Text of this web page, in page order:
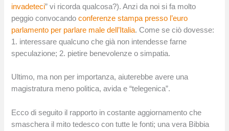
invadeteci” vi ricorda qualcosa?). Anzi da noi si fa molto
peggio convocandoconferenze stampa presso l’euro
parlamento per parlare male dell’Italia. Come se ciò dovesse:
1. interessare qualcuno che già non intendesse farne
speculazione; 2. pietire benevolenze o simpatia.
Ultimo, ma non per importanza, aiuterebbe avere una
magistratura meno politica, avida e “telegenica”.
Ecco di seguito il rapporto in costante aggiornamento che
smaschera il mito tedesco con tutte le fonti; una vera Bibbia